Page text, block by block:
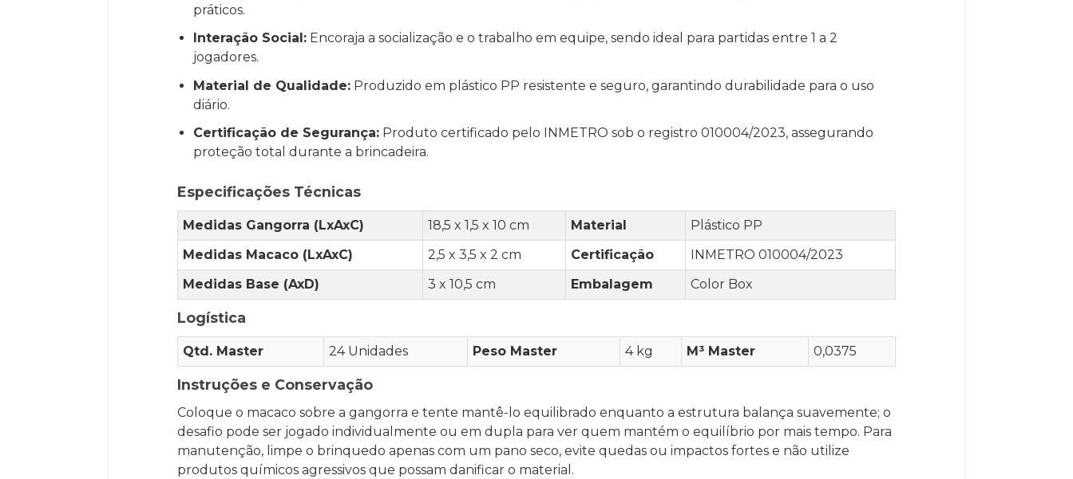
práticos.
Interação Social: Encoraja a socialização e o trabalho em equipe, sendo ideal para partidas entre 1 a 2
jogadores.
Material de Qualidade: Produzido em plástico PP resistente e seguro, garantindo durabilidade para o uso
diário.
Certificação de Segurança: Produto certificado pelo INMETRO sob o registro 010004/2023, assegurando
proteção total durante a brincadeira.
Especificações Técnicas
Medidas Gangorra (LxAxC) 18,5 x 1,5 x 10 cm Material
Plástico PP
Medidas Macaco (LxAxC)
2,5 x 3,5 x 2 cm Certificação
INMETRO 010004/2023
Medidas Base (AxD)
3 x 10,5 cm Embalagem Color Box
Logística
Qtd. Master 24 Unidades Peso Master 4 kg M³ Master 0,0375
Instruções e Conservação
Coloque o macaco sobre a gangorra e tente mantê-lo equilibrado enquanto a estrutura balança suavemente; o
desafio pode ser jogado individualmente ou em dupla para ver quem mantém o equilíbrio por mais tempo. Para
manutenção, limpe o brinquedo apenas com um pano seco, evite quedas ou impactos fortes e não utilize
produtos químicos agressivos que possam danificar o material.